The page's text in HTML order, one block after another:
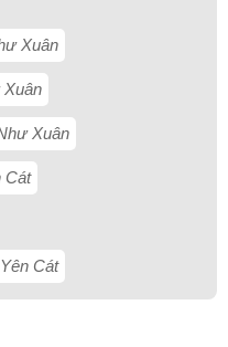
Xuân
Xuân
Xuân
Cát
Cát